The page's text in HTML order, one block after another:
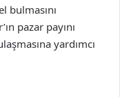
bulmasını
pazar payını
yardımcı